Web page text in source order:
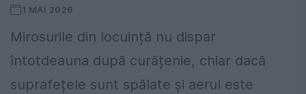
1 MAI 2026
Mirosurile din locuință nu dispar
întotdeauna după curățenie, chiar dacă
suprafețele sunt spălate și aerul este